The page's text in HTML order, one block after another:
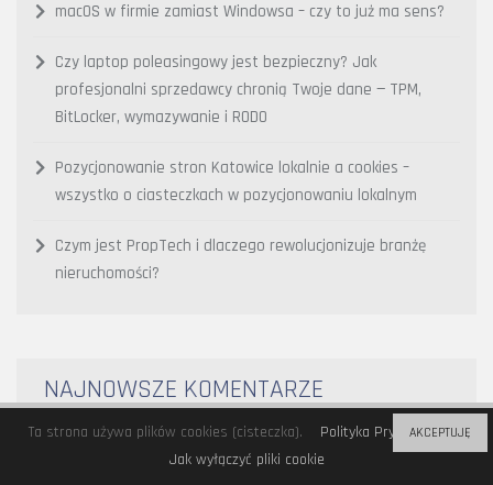
macOS w firmie zamiast Windowsa – czy to już ma sens?
Czy laptop poleasingowy jest bezpieczny? Jak
profesjonalni sprzedawcy chronią Twoje dane — TPM,
BitLocker, wymazywanie i RODO
Pozycjonowanie stron Katowice lokalnie a cookies –
wszystko o ciasteczkach w pozycjonowaniu lokalnym
Czym jest PropTech i dlaczego rewolucjonizuje branżę
nieruchomości?
NAJNOWSZE KOMENTARZE
Bitomat Lublin – godziny otwarcia, lokalizacja,
Ta strona używa plików cookies (cisteczka).
Polityka Prywatności
Jak wyłączyć pliki cookie
AKCEPTUJĘ